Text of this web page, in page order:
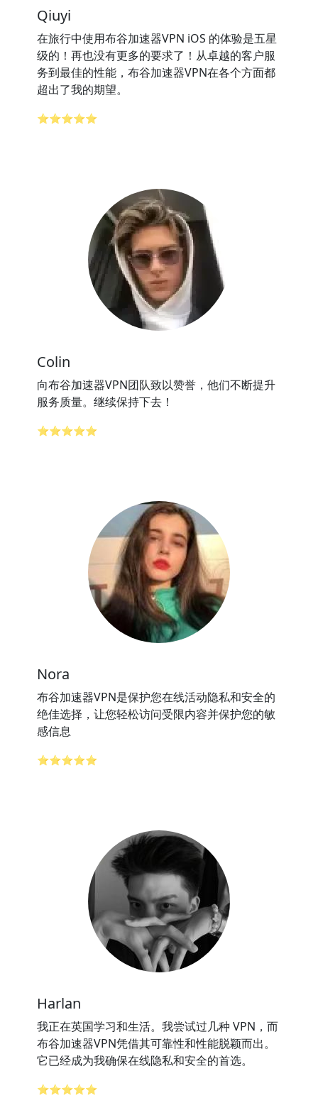
Qiuyi
在旅行中使用布谷加速器VPN iOS 的体验是五星
级的！再也没有更多的要求了！从卓越的客户服
务到最佳的性能，布谷加速器VPN在各个方面都
超出了我的期望。
⭐⭐⭐⭐⭐
Colin
向布谷加速器VPN团队致以赞誉，他们不断提升
服务质量。继续保持下去！
⭐⭐⭐⭐⭐
Nora
布谷加速器VPN是保护您在线活动隐私和安全的
绝佳选择，让您轻松访问受限内容并保护您的敏
感信息
⭐⭐⭐⭐⭐
Harlan
我正在英国学习和生活。我尝试过几种 VPN，而
布谷加速器VPN凭借其可靠性和性能脱颖而出。
它已经成为我确保在线隐私和安全的首选。
⭐⭐⭐⭐⭐